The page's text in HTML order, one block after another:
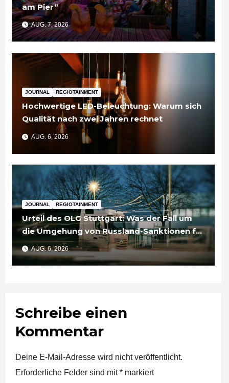
am Pier“
AUG. 7, 2026
JOURNAL REGIOTAINMENT
Hochwertige LED-Beleuchtung: Warum sich
Qualität nach zwei Jahren rechnet
AUG. 6, 2026
JOURNAL REGIOTAINMENT
Urteil des OLG Stuttgart: Was der Fall um
die Umgehung von Russland-Sanktionen für
Unternehmen bedeutet
AUG. 6, 2026
Schreibe einen
Kommentar
Deine E-Mail-Adresse wird nicht veröffentlicht.
Erforderliche Felder sind mit* markiert